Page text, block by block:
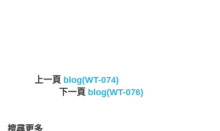
上一頁 blog(WT-074)
下一頁 blog(WT-076)
搜尋更多